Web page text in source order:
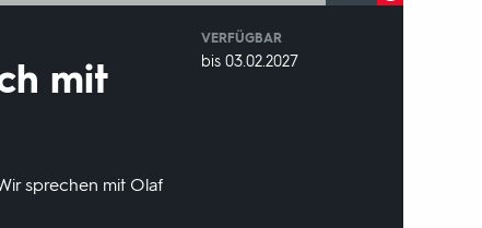
mit
sprechen mit Olaf
VERFÜGBAR
weltweit
VERFÜGBAR
bis 03.02.2027